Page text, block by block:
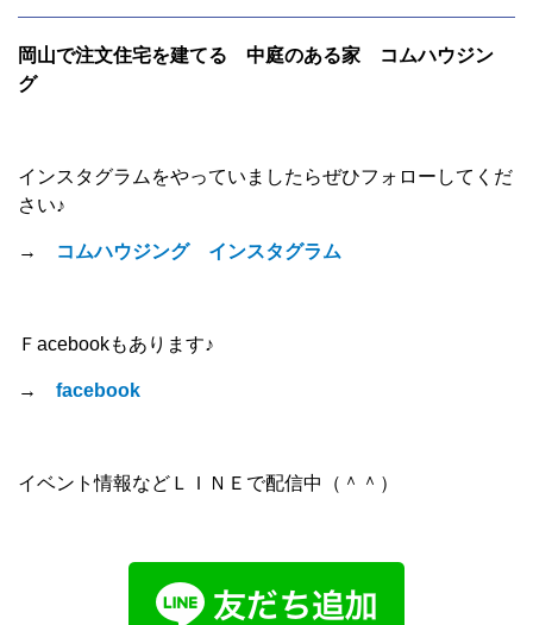
岡山で注文住宅を建てる 中庭のある家 コムハウジン
グ
インスタグラムをやっていましたらぜひフォローしてくだ
さい♪
→ コムハウジング インスタグラム
Ｆacebookもあります♪
→ facebook
イベント情報などＬＩＮＥで配信中（＾＾）